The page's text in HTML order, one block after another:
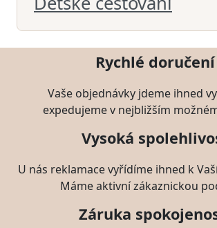
Rychlé doručení
Vaše objednávky jdeme ihned
expedujeme v nejbližším
Vysoká
U nás reklamace vyřídíme ihned k
Máme aktivní zákaznickou
Záruka